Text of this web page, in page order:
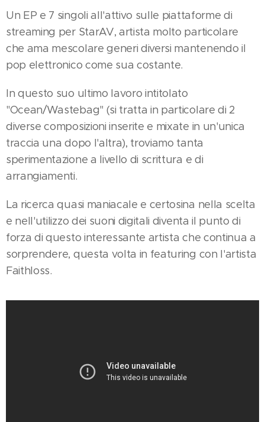
Un EP e 7 singoli all'attivo sulle piattaforme di
streaming per StarAV, artista molto particolare
che ama mescolare generi diversi mantenendo il
pop elettronico come sua costante.
In questo suo ultimo lavoro intitolato
"Ocean/Wastebag" (si tratta in particolare di 2
diverse composizioni inserite e mixate in un'unica
traccia una dopo l'altra), troviamo tanta
sperimentazione a livello di scrittura e di
arrangiamenti.
La ricerca quasi maniacale e certosina nella scelta
e nell'utilizzo dei suoni digitali diventa il punto di
forza di questo interessante artista che continua a
sorprendere, questa volta in featuring con l'artista
Faithloss.